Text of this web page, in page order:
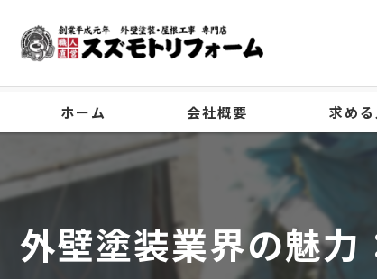
ホーム 会社概要
事業案内
求め
外壁塗装業界の魅